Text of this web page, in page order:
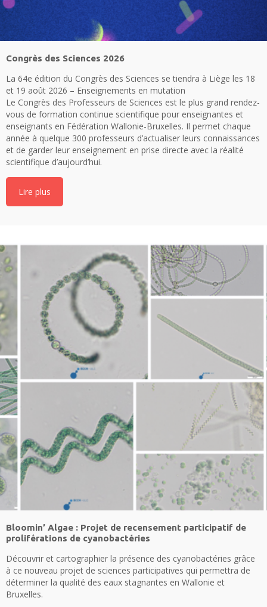
Congrès des Sciences 2026
La 64e édition du Congrès des Sciences se tiendra à Liège les 18
et 19 août 2026 – Enseignements en mutation
Le Congrès des Professeurs de Sciences est le plus grand rendez-
vous de formation continue scientifique pour enseignantes et
enseignants en Fédération Wallonie-Bruxelles. Il permet chaque
année à quelque 300 professeurs d’actualiser leurs connaissances
et de garder leur enseignement en prise directe avec la réalité
scientifique d’aujourd’hui.
Lire plus
Bloomin’ Algae : Projet de recensement participatif de
proliférations de cyanobactéries
Découvrir et cartographier la présence des cyanobactéries grâce
à ce nouveau projet de sciences participatives qui permettra de
déterminer la qualité des eaux stagnantes en Wallonie et
Bruxelles.